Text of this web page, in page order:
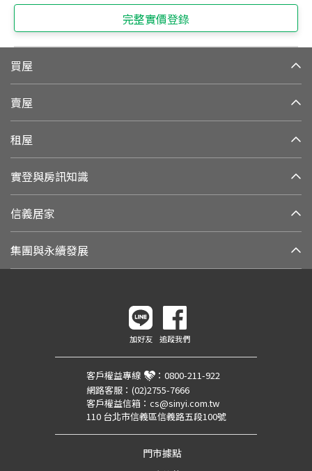
完整實價登錄
買屋
賣屋
租屋
實登與房訊知識
信義居家
集團與永續發展
加好友 追蹤我們
客戶權益專線 ： 0800-211-922
網路客服： (02)2755-7666
客戶權益信箱： cs@sinyi.com.tw
110 台北市信義區信義路五段100號
門市據點